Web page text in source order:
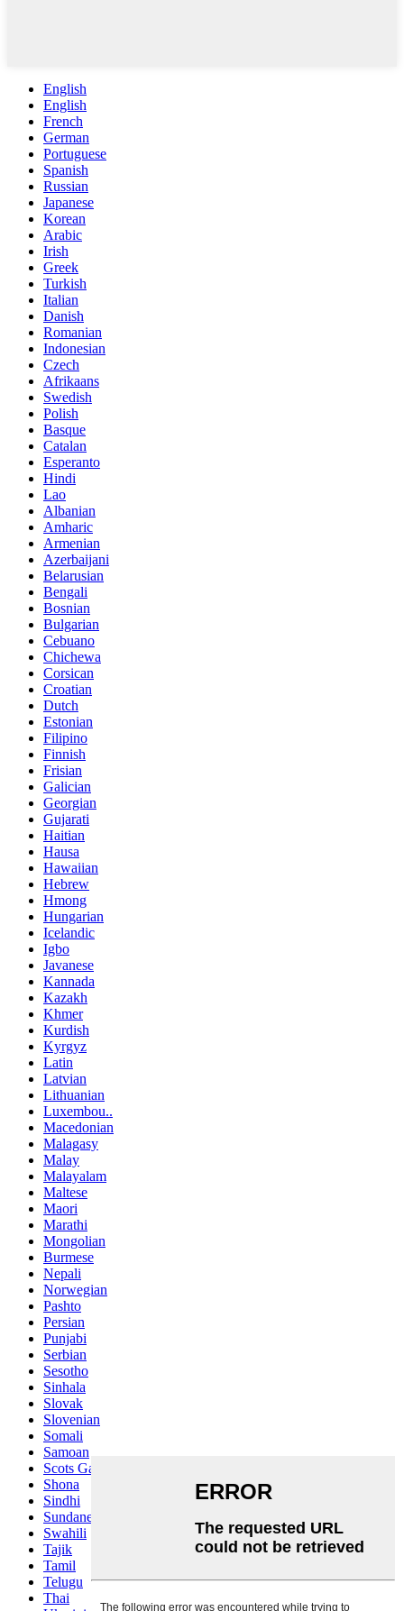
English
English
French
German
Portuguese
Spanish
Russian
Japanese
Korean
Arabic
Irish
Greek
Turkish
Italian
Danish
Romanian
Indonesian
Czech
Afrikaans
Swedish
Polish
Basque
Catalan
Esperanto
Hindi
Lao
Albanian
Amharic
Armenian
Azerbaijani
Belarusian
Bengali
Bosnian
Bulgarian
Cebuano
Chichewa
Corsican
Croatian
Dutch
Estonian
Filipino
Finnish
Frisian
Galician
Georgian
Gujarati
Haitian
Hausa
Hawaiian
Hebrew
Hmong
Hungarian
Icelandic
Igbo
Javanese
Kannada
Kazakh
Khmer
Kurdish
Kyrgyz
Latin
Latvian
Lithuanian
Luxembou..
Macedonian
Malagasy
Malay
Malayalam
Maltese
Maori
Marathi
Mongolian
Burmese
Nepali
Norwegian
Pashto
Persian
Punjabi
Serbian
Sesotho
Sinhala
Slovak
Slovenian
Somali
Samoan
Scots Gaelic
Shona
Sindhi
Sundanese
Swahili
Tajik
Tamil
Telugu
Thai